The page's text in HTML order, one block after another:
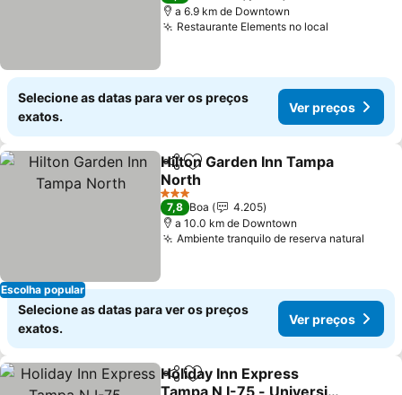
a 6.9 km de Downtown
Restaurante Elements no local
Selecione as datas para ver os preços
exatos.
Ver preços
Escolha popular
PartilharAdicionar aos favoritos
Hilton Garden Inn Tampa
North
3 Estrelas
7,8 Boa
4.205
a 10.0 km de Downtown
Ambiente tranquilo de reserva natural
Selecione as datas para ver os preços
exatos.
Ver preços
PartilharAdicionar aos favoritos
Holiday Inn Express
Tampa N I-75 - University